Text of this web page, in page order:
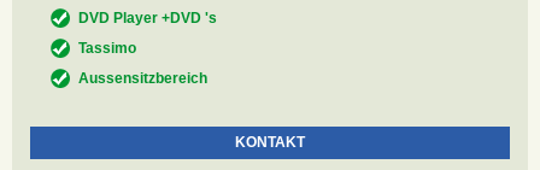
DVD Player +DVD 's
Tassimo
Aussensitzbereich
KONTAKT